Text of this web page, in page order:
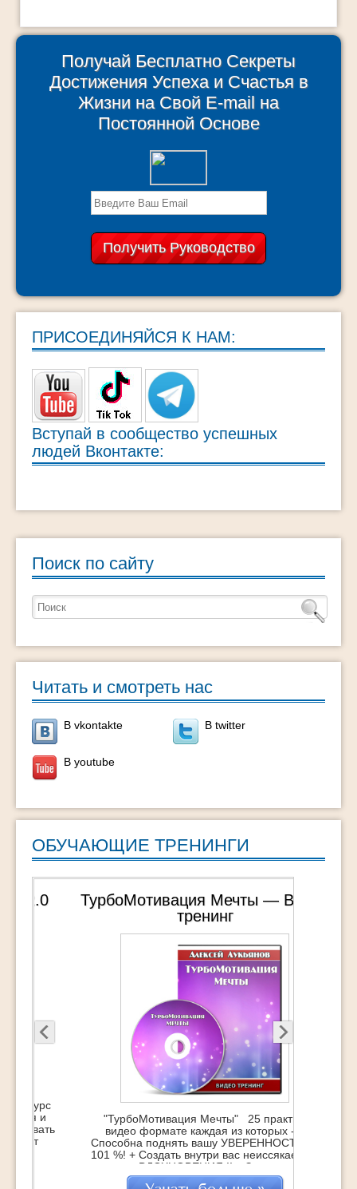
Получай Бесплатно Секреты
Достижения Успеха и Счастья в
Жизни на Свой E-mail на
Постоянной Основе
ПРИСОЕДИНЯЙСЯ К НАМ:
Вступай в сообщество успешных
людей Вконтакте:
Поиск по сайту
Читать и смотреть нас
В vkontakte В twitter
В youtube
ОБУЧАЮЩИЕ ТРЕНИНГИ
ТурбоМотивация Мечты — Видео
тренинг
"ТурбоМотивация Мечты" 25 практик в
видео формате каждая из которых - +
Способна поднять вашу УВЕРЕННОСТЬ на
101 %! + Создать внутри вас неиссякаемый
источник ВДОХНОВЕНИЯ !! + Зажечь супер-
мотивацию на достижение Мечты !!!